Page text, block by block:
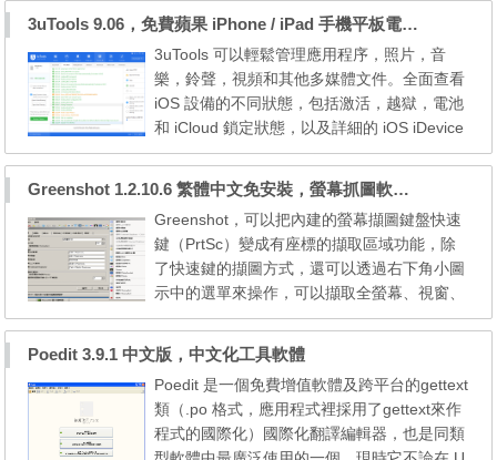
ool. It removes unused files from your syste
m - allowing Windows to run faster and freei
ng up valuable hard disk space. It also c...
3uTools 9.06，免費蘋果 iPhone / iPad 手機平板電腦管理備份還原軟體
3uTools 可以輕鬆管理應用程序，照片，音
樂，鈴聲，視頻和其他多媒體文件。全面查看
iOS 設備的不同狀態，包括激活，越獄，電池
和 iCloud 鎖定狀態，以及詳細的 iOS iDevice
information。可以輕鬆實現iphone蘋果手機的
刷機和越獄功能，以及快速下載官方的ios固
件和雲備份shsh功能。其中3utools最好用的
功能就是：可以實現shsh備份，當你的手機想
要降級時可以重新從shsh備份中恢復，這是其
他蘋果刷機越獄軟...
Greenshot 1.2.10.6 繁體中文免安裝，螢幕抓圖軟體，1.3.315 安裝版
Greenshot，可以把內建的螢幕擷圖鍵盤快速
鍵（PrtSc）變成有座標的擷取區域功能，除
了快速鍵的擷圖方式，還可以透過右下角小圖
示中的選單來操作，可以擷取全螢幕、視窗、
指定區域、上次區域、整個網頁（擷取Interne
以將上傳到Dropbox、Picasa、Flickr、Imgu
r、Photobucket、Confluence、Box，另外，
擷取後可以直接傳送電子郵件、使用Office軟
體開啟、傳送到印表機...
Poedit 3.9.1 中文版，中文化工具軟體
Poedit 是一個免費增值軟體及跨平台的gettext
類（.po 格式，應用程式裡採用了gettext來作
程式的國際化）國際化翻譯編輯器，也是同類